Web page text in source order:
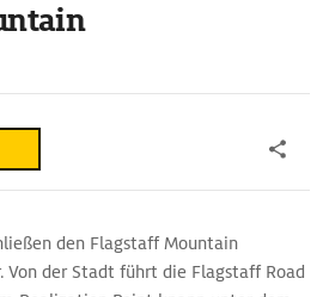
den Flagstaff Mountain
Von der Stadt führt die Flagstaff Road